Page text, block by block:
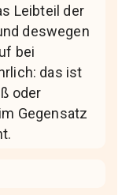
Leibteil der
deswegen
bei
das ist
oder
Gegensatz